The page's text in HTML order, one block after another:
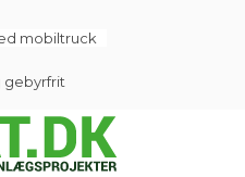
mobiltruck
gebyrfrit